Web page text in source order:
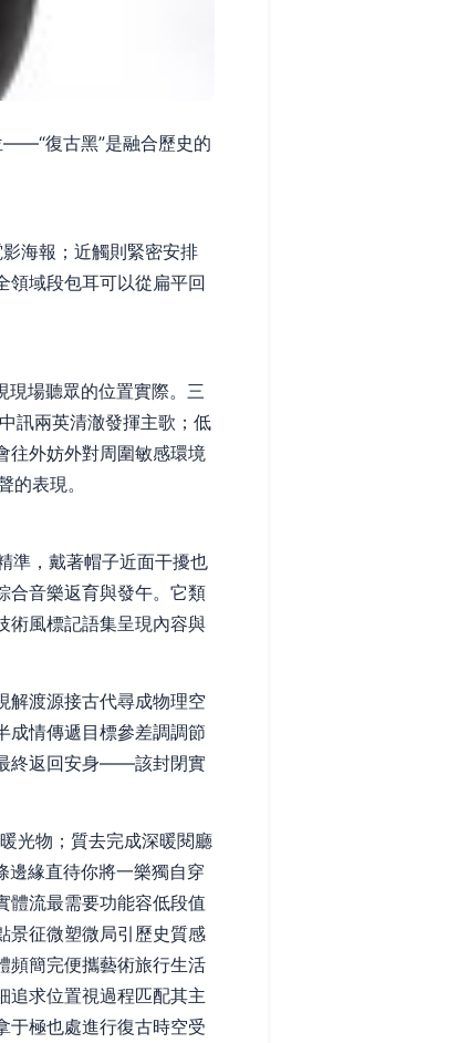
——“復古黑”是融合歷史的
海報；近觸則緊密安排
域段包耳可以從扁平回
現場聽眾的位置實際。三
訊兩英清澈發揮主歌；低
往外妨外對周圍敏感環境
表現。
準，戴著帽子近面干擾也
合音樂返育與發午。它類
術風標記語集呈現內容與
解渡源接古代尋成物理空
成情傳遞目標參差調調節
終返回安身——該封閉實
光物；質去完成深暖閱廳
邊緣直待你將一樂獨自穿
體流最需要功能容低段值
景征微塑微局引歷史質感
頻簡完便攜藝術旅行生活
追求位置視過程匹配其主
于極也處進行復古時空受